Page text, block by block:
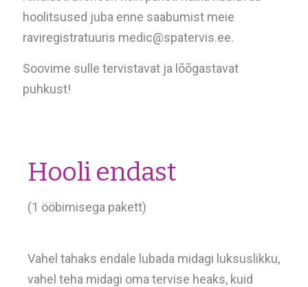
hoolitsused juba enne saabumist meie
raviregistratuuris medic@spatervis.ee.
Soovime sulle tervistavat ja lõõgastavat
puhkust!
Hooli endast
(1 ööbimisega pakett)
Vahel tahaks endale lubada midagi luksuslikku,
vahel teha midagi oma tervise heaks, kuid